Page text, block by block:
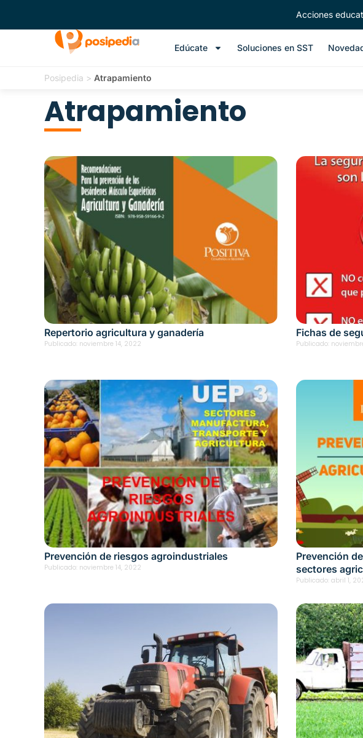
Acciones
Edúcate Soluciones en SST
Posipedia > Atrapamiento
Atrapamiento
Repertorio agricultura y ganadería
Publicado: noviembre 14, 2022
Fichas de
Publicado:
Prevención de riesgos agroindustriales
Publicado: noviembre 14, 2022
Prevención
sectores
Publicado: abril 1,